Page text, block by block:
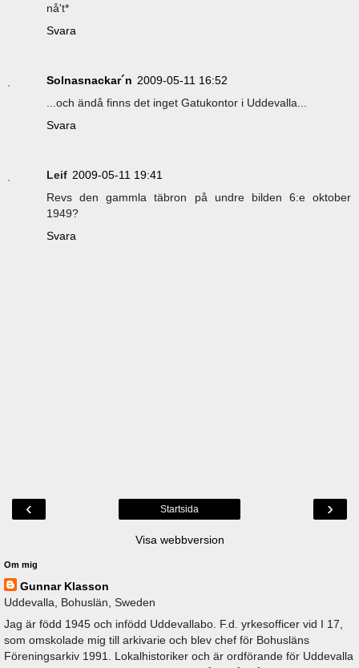
nå't*
Svara
Solnasnackar´n 2009-05-11 16:52
...och ändå finns det inget Gatukontor i Uddevalla...
Svara
Leif 2009-05-11 19:41
Revs den gammla täbron på undre bilden 6:e oktober
1949?
Svara
‹ ›
Startsida
Visa webbversion
Om mig
Gunnar Klasson
Uddevalla, Bohuslän, Sweden
Jag är född 1945 och infödd Uddevallabo. F.d. yrkesofficer vid I 17,
som omskolade mig till arkivarie och blev chef för Bohusläns
Föreningsarkiv 1991. Lokalhistoriker och är ordförande för Uddevalla